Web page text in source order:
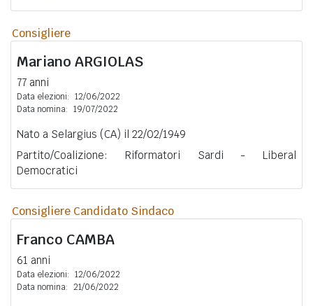
Consigliere
Mariano ARGIOLAS
77 anni
Data elezioni: 12/06/2022
Data nomina: 19/07/2022
Nato a Selargius (CA) il 22/02/1949
Partito/Coalizione: Riformatori Sardi - Liberal
Democratici
Consigliere Candidato Sindaco
Franco CAMBA
61 anni
Data elezioni: 12/06/2022
Data nomina: 21/06/2022